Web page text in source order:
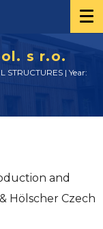
s r.o.
| Year:
and
Hölscher Czech